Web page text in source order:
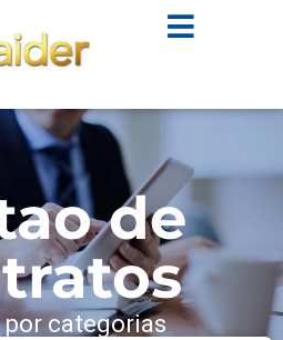
de
por categorias